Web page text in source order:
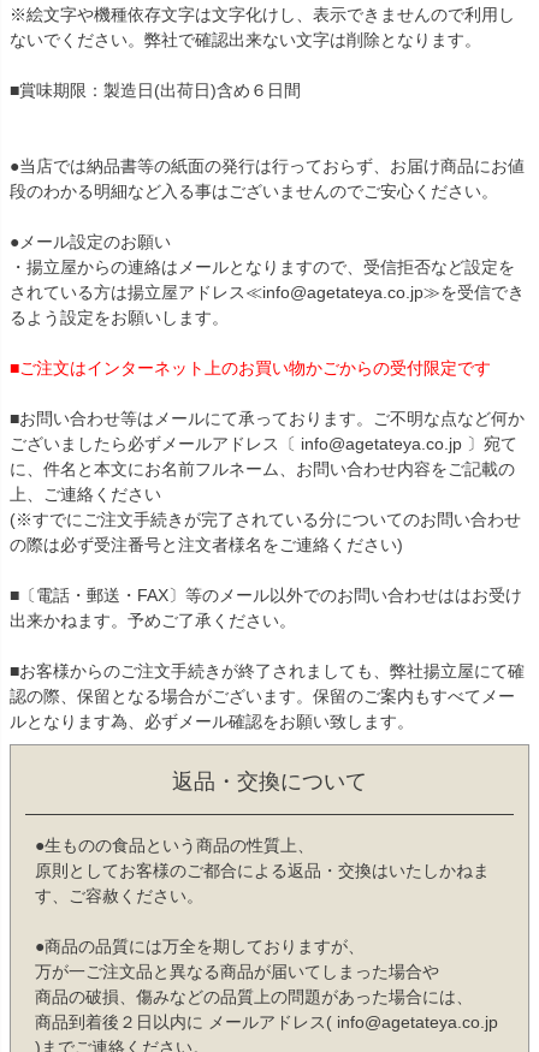
※絵文字や機種依存文字は文字化けし、表示できませんので利用し
ないでください。弊社で確認出来ない文字は削除となります。
■賞味期限：製造日(出荷日)含め６日間
●当店では納品書等の紙面の発行は行っておらず、お届け商品にお値
段のわかる明細など入る事はございませんのでご安心ください。
●メール設定のお願い
・揚立屋からの連絡はメールとなりますので、受信拒否など設定を
されている方は揚立屋アドレス≪info@agetateya.co.jp≫を受信でき
るよう設定をお願いします。
■ご注文はインターネット上のお買い物かごからの受付限定です
■お問い合わせ等はメールにて承っております。ご不明な点など何か
ございましたら必ずメールアドレス〔 info@agetateya.co.jp 〕宛て
に、件名と本文にお名前フルネーム、お問い合わせ内容をご記載の
上、ご連絡ください
(※すでにご注文手続きが完了されている分についてのお問い合わせ
の際は必ず受注番号と注文者様名をご連絡ください)
■〔電話・郵送・FAX〕等のメール以外でのお問い合わせははお受け
出来かねます。予めご了承ください。
■お客様からのご注文手続きが終了されましても、弊社揚立屋にて確
認の際、保留となる場合がございます。保留のご案内もすべてメー
ルとなります為、必ずメール確認をお願い致します。
返品・交換について
●生ものの食品という商品の性質上、
原則としてお客様のご都合による返品・交換はいたしかねま
す、ご容赦ください。
●商品の品質には万全を期しておりますが、
万が一ご注文品と異なる商品が届いてしまった場合や
商品の破損、傷みなどの品質上の問題があった場合には、
商品到着後２日以内に メールアドレス( info@agetateya.co.jp
)までご連絡ください。